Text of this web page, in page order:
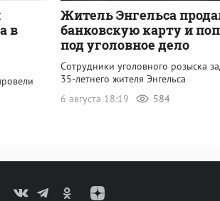
в
Житель Энгельса
банковскую карту и
под уголовное дело
Сотрудники уголовного розыска
35-летнего жителя Энгельса
6 августа 18:19
584